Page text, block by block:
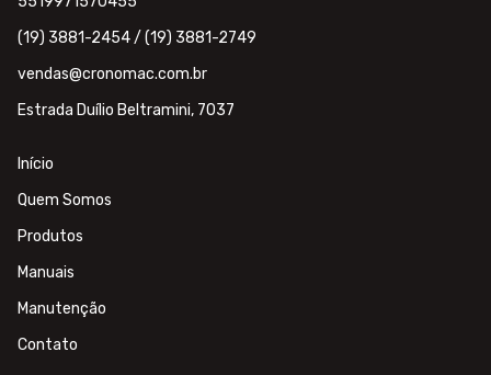
(19) 3881-2454 / (19) 3881-2749
vendas@cronomac.com.br
Estrada Duílio Beltramini, 7037
Início
Quem Somos
Produtos
Manuais
Manutenção
Contato